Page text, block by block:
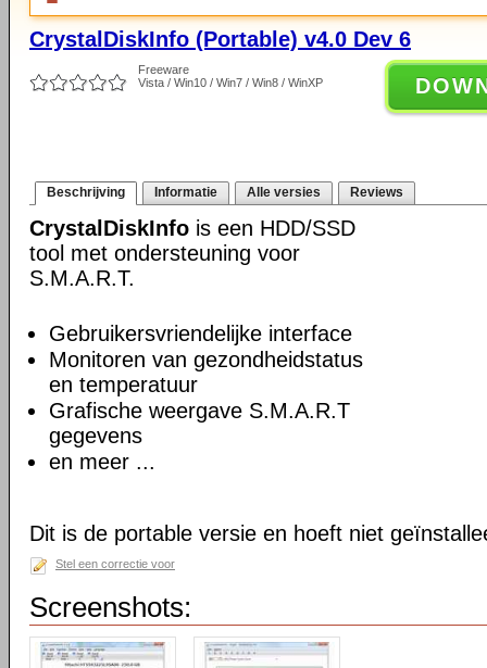
CrystalDiskInfo (Portable) v4.0 Dev 6
Freeware
Vista / Win10 / Win7 / Win8 / WinXP
Beschrijving Informatie Alle versies Reviews
CrystalDiskInfo is een HDD/SSD
tool met ondersteuning voor
S.M.A.R.T.
Gebruikersvriendelijke interface
Monitoren van gezondheidstatus
en temperatuur
Grafische weergave S.M.A.R.T
gegevens
en meer ...
Dit is de portable versie en hoeft niet
Stel een correctie voor
Screenshots: